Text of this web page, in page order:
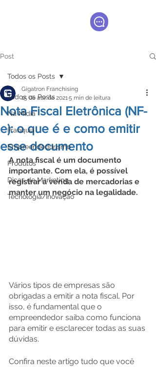
Post
Todos os Posts
Na Mídia
Franquia
Empreendedorismo
Produtos
Dicas de Marketing
Tecnologia/Inovação
Todos os Posts
Nota Fiscal Eletrônica (NF-
e): o que é e como emitir
esse documento
Gigatron Franchising
15 de abr. de 20215 min de leitura
A nota fiscal é um documento
importante. Com ela, é possível
registrar a venda de mercadorias e
manter um negócio na legalidade.
Vários tipos de empresas são
obrigadas a emitir a nota fiscal. Por
isso, é fundamental que o
empreendedor saiba como funciona
para emitir e esclarecer todas as suas
dúvidas.
Confira neste artigo tudo que você